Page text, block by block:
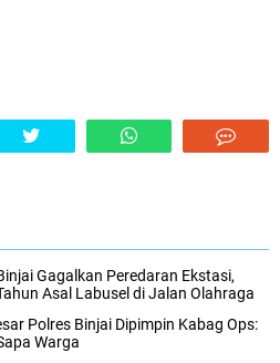
Gagalkan Peredaran Ekstasi,
Asal Labusel di Jalan Olahraga
Polres Binjai Dipimpin Kabag Ops:
Warga